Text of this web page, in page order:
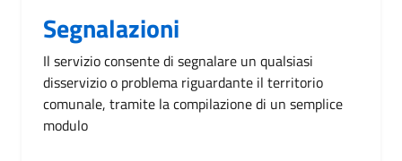
Segnalazioni
Il servizio consente di segnalare un qualsiasi
disservizio o problema riguardante il territorio
comunale, tramite la compilazione di un semplice
modulo